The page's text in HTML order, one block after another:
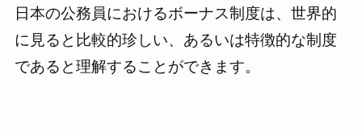
日本の公務員におけるボーナス制度は、世界的
に見ると比較的珍しい、あるいは特徴的な制度
であると理解することができます。